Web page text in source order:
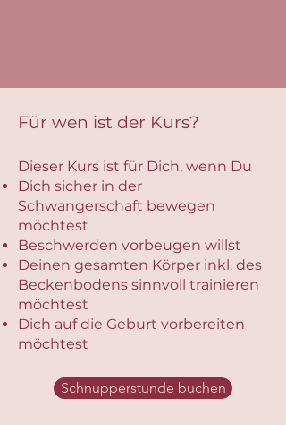
Für wen ist der Kurs?
Dieser Kurs ist für Dich, wenn Du
Dich sicher in der
Schwangerschaft bewegen
möchtest
Beschwerden vorbeugen willst
Deinen gesamten Körper inkl. des
Beckenbodens sinnvoll trainieren
möchtest
Dich auf die Geburt vorbereiten
möchtest
Schnupperstunde buchen